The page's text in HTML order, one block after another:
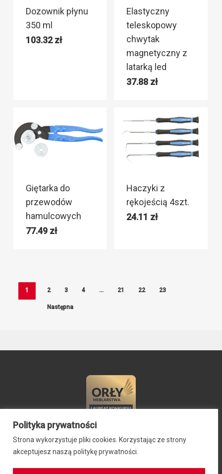
Polityka prywatności
Strona wykorzystuje pliki cookies. Korzystając ze strony
akceptujesz naszą politykę prywatności.
Dozownik płynu
350 ml
103.32zł
Elastyczny
teleskopowy
chwytak
magnetyczny z
latarką led
37.88 zł
Giętarka do
przewodów
hamulcowych
77.49 zł
Haczyki z
rękojeścią 4szt.
24.11 zł
1 2 3 4 … 21 22 23
Następna
© 2024 ZIB-EK PRZEMYSŁAW SIEBNER, ul. Stefana Okrzei 2,